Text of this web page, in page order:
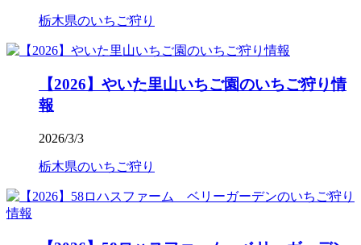
栃木県のいちご狩り
【2026】やいた里山いちご園のいちご狩り情
報
2026/3/3
栃木県のいちご狩り